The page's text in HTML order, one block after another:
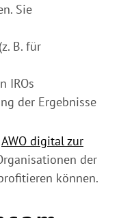
Sie
B. für
IROs
der Ergebnisse
AWO digital zur
der
können.